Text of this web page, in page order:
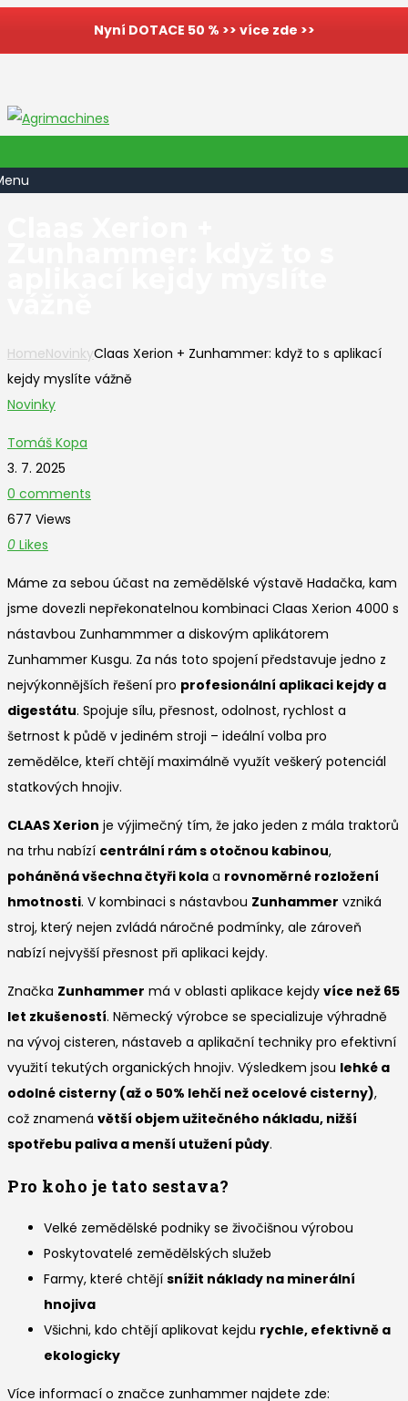
Nyní DOTACE 50 % >> více zde >>
HomeNovinkyClaas Xerion + Zunhammer: když to s aplikací
kejdy myslíte vážně
Novinky
Tomáš Kopa
3. 7. 2025
0 comments
677 Views
0 Likes
Máme za sebou účast na zemědělské výstavě Hadačka, kam
jsme dovezli nepřekonatelnou kombinaci Claas Xerion 4000 s
nástavbou Zunhammmer a diskovým aplikátorem
Zunhammer Kusgu. Za nás toto spojení představuje jedno z
nejvýkonnějších řešení pro profesionální aplikaci kejdy a
digestátu. Spojuje sílu, přesnost, odolnost, rychlost a
šetrnost k půdě v jediném stroji – ideální volba pro
zemědělce, kteří chtějí maximálně využít veškerý potenciál
statkových hnojiv.
CLAAS Xerion je výjimečný tím, že jako jeden z mála traktorů
na trhu nabízí centrální rám s otočnou kabinou,
poháněná všechna čtyři kola a rovnoměrné rozložení
hmotnosti. V kombinaci s nástavbou Zunhammer vzniká
stroj, který nejen zvládá náročné podmínky, ale zároveň
nabízí nejvyšší přesnost při aplikaci kejdy.
Značka Zunhammer má v oblasti aplikace kejdy více než 65
let zkušeností. Německý výrobce se specializuje výhradně
na vývoj cisteren, nástaveb a aplikační techniky pro efektivní
využití tekutých organických hnojiv. Výsledkem jsou lehké a
odolné cisterny (až o 50% lehčí než ocelové cisterny),
což znamená větší objem užitečného nákladu, nižší
spotřebu paliva a menší utužení půdy.
Pro koho je tato sestava?
Velké zemědělské podniky se živočišnou výrobou
Poskytovatelé zemědělských služeb
Farmy, které chtějí snížit náklady na minerální
hnojiva
Všichni, kdo chtějí aplikovat kejdu rychle, efektivně a
ekologicky
Více informací o značce zunhammer najdete zde: